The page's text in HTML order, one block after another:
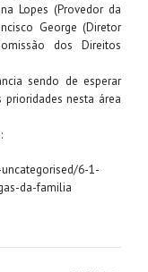
Lopes (Provedor da
George (Diretor
dos Direitos
sendo de esperar
nesta área
6-1-
da-familia